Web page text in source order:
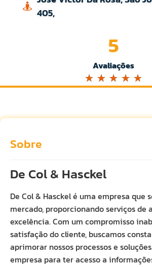
405,
Avaliações
5
☆ ☆ ☆ ☆ ☆
Sobre
De Col & Hasckel
De Col & Hasckel é uma empresa que
mercado, proporcionando serviços de
excelência. Com um compromisso
satisfação do cliente, buscamos
aprimorar nossos processos e
empresa para ter acesso a